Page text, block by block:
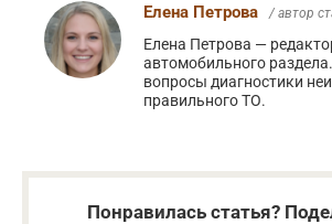
Елена Петрова / автор
Елена Петрова —
автомобильного
вопросы диагностики
правильного ТО.
Понравилась статья?